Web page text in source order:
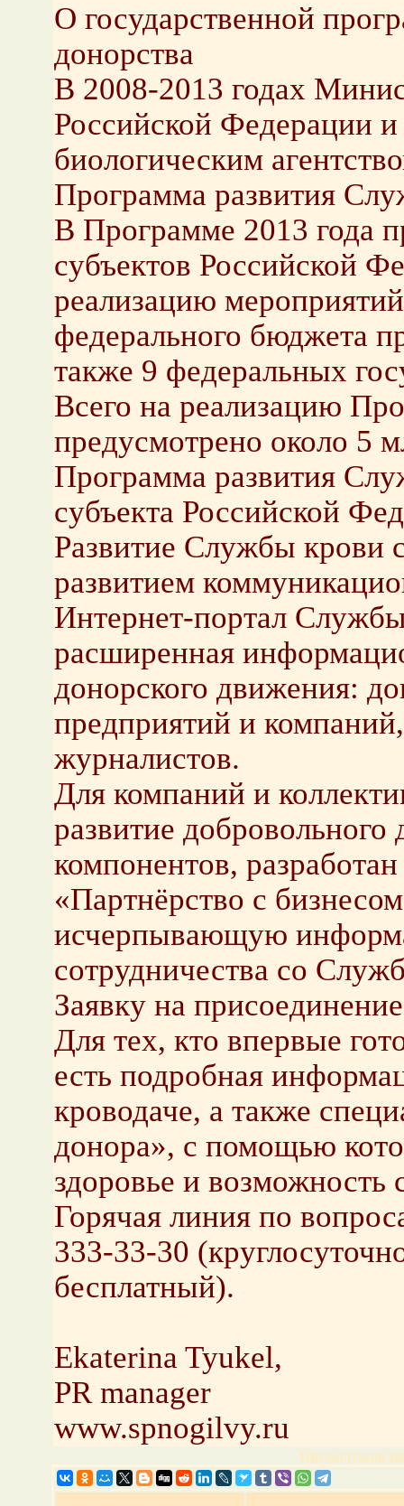
О государственной
донорства
В 2008-2013 годах
Российской Федерации
биологическим
Программа развития
В Программе 2013 года
субъектов Российской
реализацию
федерального бюджета
также 9 федеральных
Всего на реализацию
предусмотрено около 5
Программа развития
субъекта Российской
Развитие Службы крови
развитием
Интернет-портал
расширенная
донорского движения:
предприятий и
журналистов.
Для компаний и
развитие добровольного
компонентов,
«Партнёрство с
исчерпывающую
сотрудничества со
Заявку на
Для тех, кто впервые
есть подробная
кроводаче, а также
донора», с помощью
здоровье и возможность
Горячая линия по
333-33-30
бесплатный).
Ekaterina Tyukel,
PR manager
www.spnogilvy.ru
Предыдущая